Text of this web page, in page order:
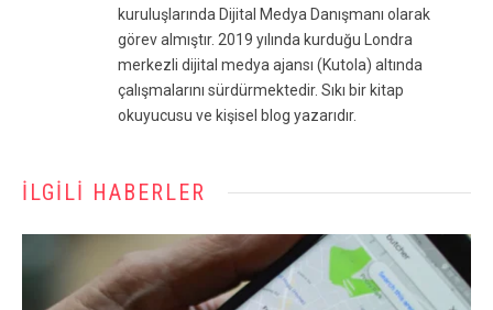
kuruluşlarında Dijital Medya Danışmanı olarak
görev almıştır. 2019 yılında kurduğu Londra
merkezli dijital medya ajansı (Kutola) altında
çalışmalarını sürdürmektedir. Sıkı bir kitap
okuyucusu ve kişisel blog yazarıdır.
İLGILI HABERLER